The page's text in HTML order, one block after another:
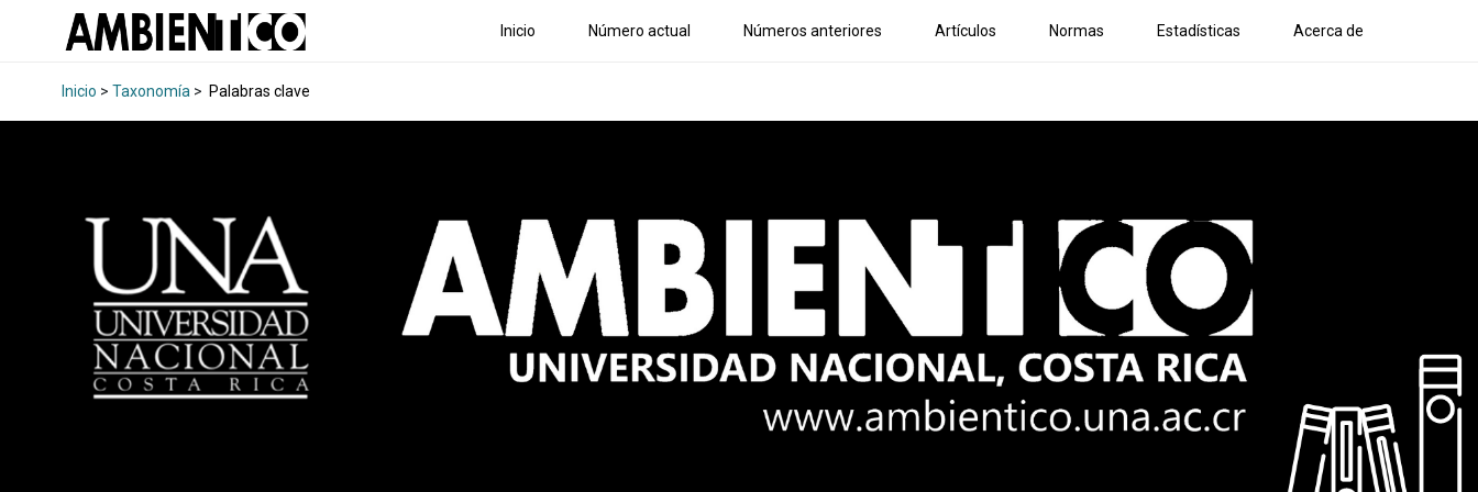
Inicio Número actual Números anteriores Artículos Normas Estadísticas Acerca de
Inicio > Taxonomía > Palabras clave